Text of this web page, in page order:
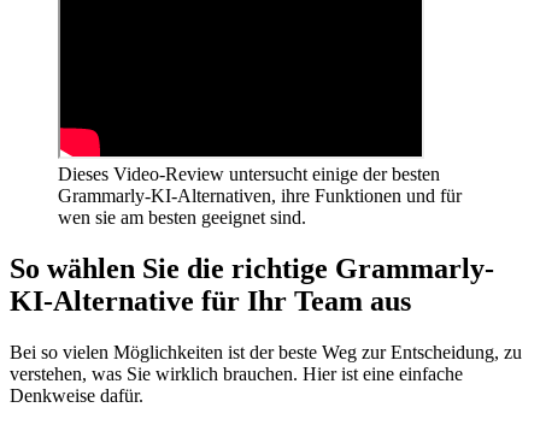
Dieses Video-Review untersucht einige der besten
Grammarly-KI-Alternativen, ihre Funktionen und für
wen sie am besten geeignet sind.
So wählen Sie die richtige Grammarly-
KI-Alternative für Ihr Team aus
Bei so vielen Möglichkeiten ist der beste Weg zur Entscheidung, zu
verstehen, was Sie wirklich brauchen. Hier ist eine einfache
Denkweise dafür.